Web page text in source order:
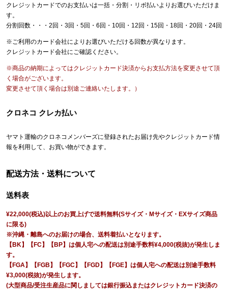
クレジットカードでのお支払いは一括・分割・リボ払いよりお選びいただけま
す。
分割回数・・・2回・3回・5回・6回・10回・12回・15回・18回・20回・24回
※ご利用のカード会社によりお選びいただける回数が異なります。
クレジットカード会社にご確認ください。
※商品の納期によってはクレジットカード決済からお支払方法を変更させて頂
く場合がございます。
変更させて頂く場合は別途ご連絡いたします。）
クロネコ クレカ払い
ヤマト運輸のクロネコメンバーズに登録されたお届け先やクレジットカード情
報を利用して、お買い物ができます。
配送方法・送料について
送料表
¥22,000(税込)以上のお買上げで送料無料(Sサイズ・Mサイズ・EXサイズ商品
に限る)
※沖縄・離島へのお届けの場合、送料着払いとなります。
【BK】【FC】【BP】は個人宅への配送は別途手数料¥4,000(税抜)が発生しま
す。
【FGA】【FGB】【FGC】【FGD】【FGE】は個人宅への配送は別途手数料
¥3,000(税抜)が発生します。
(大型商品/受注生産品に関しましては銀行振込またはクレジットカード決済の